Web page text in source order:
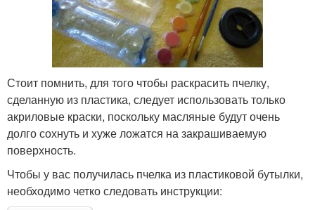
Стоит помнить, для того чтобы раскрасить пчелку,
сделанную из пластика, следует использовать только
акриловые краски, поскольку масляные будут очень
долго сохнуть и хуже ложатся на закрашиваемую
поверхность.
Чтобы у вас получилась пчелка из пластиковой бутылки,
необходимо четко следовать инструкции: